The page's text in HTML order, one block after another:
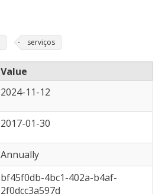
serviços
Value
2024-11-12
2017-01-30
Annually
bf45f0db-4bc1-402a-b4af-
2f0dcc3a597d